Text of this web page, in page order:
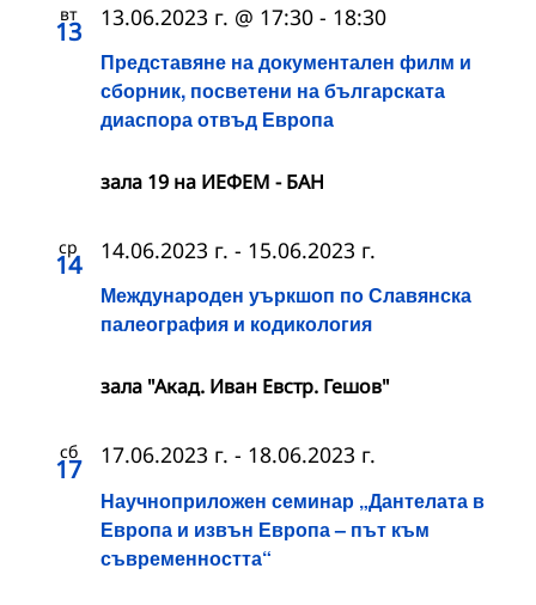
вт
13
Представяне на документален филм и
сборник, посветени на българската
диаспора отвъд Европа
13.06.2023 г. @ 17:30 - 18:30
зала 19 на ИЕФЕМ - БАН
ср
14
Международен уъркшоп по Славянска
палеография и кодикология
14.06.2023 г. - 15.06.2023 г.
зала "Акад. Иван Евстр. Гешов"
сб
17
Научноприложен семинар „Дантелата в
Европа и извън Европа – път към
съвременността“
17.06.2023 г. - 18.06.2023 г.